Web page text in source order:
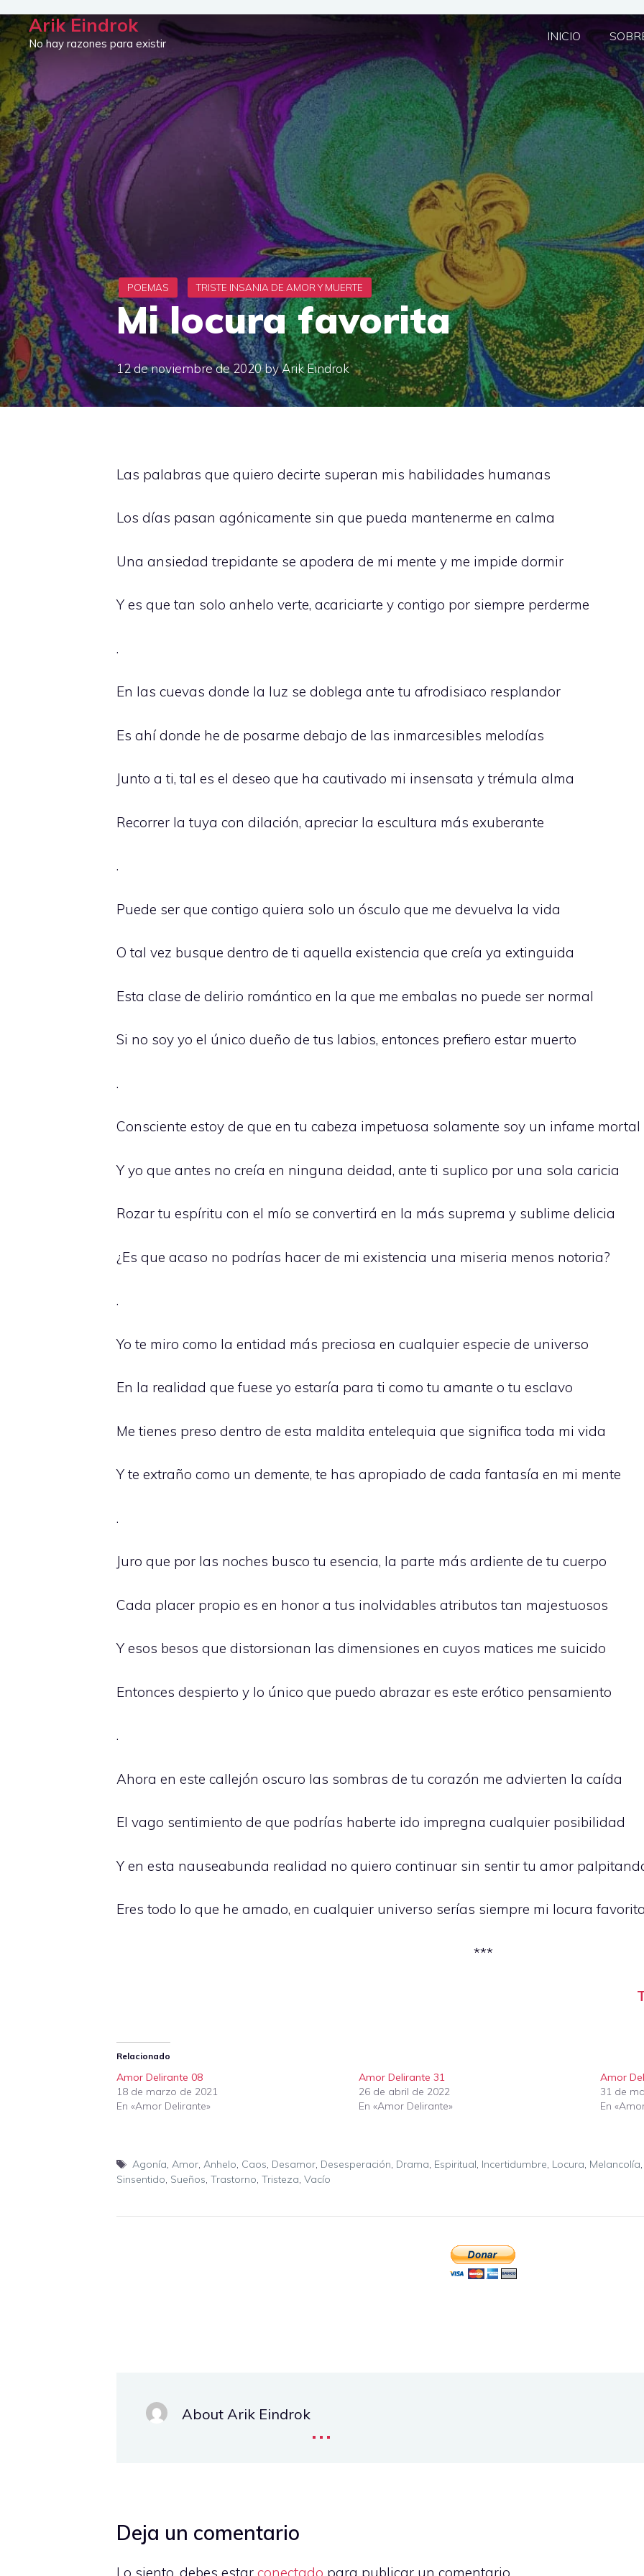
Saltar
al
contenido
Arik Eindrok
No hay razones para existir
INICIO
Mi locura favorita
12 de noviembre de 2020byArik Eindrok
Las palabras que quiero decirte superan mis habilidades humanas
Los días pasan agónicamente sin que pueda mantenerme en calma
Una ansiedad trepidante se apodera de mi mente y me impide dormir
Y es que tan solo anhelo verte, acariciarte y contigo por siempre perderme
.
En las cuevas donde la luz se doblega ante tu afrodisiaco resplandor
Es ahí donde he de posarme debajo de las inmarcesibles melodías
Junto a ti, tal es el deseo que ha cautivado mi insensata y trémula alma
Recorrer la tuya con dilación, apreciar la escultura más exuberante
.
Puede ser que contigo quiera solo un ósculo que me devuelva la vida
O tal vez busque dentro de ti aquella existencia que creía ya extinguida
Esta clase de delirio romántico en la que me embalas no puede ser normal
Si no soy yo el único dueño de tus labios, entonces prefiero estar muerto
.
Consciente estoy de que en tu cabeza impetuosa solamente soy un infame mortal
Y yo que antes no creía en ninguna deidad, ante ti suplico por una sola caricia
Rozar tu espíritu con el mío se convertirá en la más suprema y sublime delicia
¿Es que acaso no podrías hacer de mi existencia una miseria menos notoria?
.
Yo te miro como la entidad más preciosa en cualquier especie de universo
En la realidad que fuese yo estaría para ti como tu amante o tu esclavo
Me tienes preso dentro de esta maldita entelequia que significa toda mi vida
Y te extraño como un demente, te has apropiado de cada fantasía en mi mente
.
Juro que por las noches busco tu esencia, la parte más ardiente de tu cuerpo
Cada placer propio es en honor a tus inolvidables atributos tan majestuosos
Y esos besos que distorsionan las dimensiones en cuyos matices me suicido
Entonces despierto y lo único que puedo abrazar es este erótico pensamiento
.
Ahora en este callejón oscuro las sombras de tu corazón me advierten la caída
El vago sentimiento de que podrías haberte ido impregna cualquier posibilidad
Y en esta nauseabunda realidad no quiero continuar sin sentir tu amor
Eres todo lo que he amado, en cualquier universo serías siempre mi locura
***
Relacionado
Amor Delirante 08
18 de marzo de 2021
En «Amor Delirante»
Amor Delirante 31
26 de abril de 2022
En «Amor Delirante»
Amor
31 de
En
Etiquetas
Agonía, Amor, Anhelo, Caos, Desamor, Desesperación, Drama, Espiritual, Incertidumbre, Locura, Melancolía
Sinsentido, Sueños, Trastorno, Tristeza, Vacío
About Arik Eindrok...
Deja un comentario